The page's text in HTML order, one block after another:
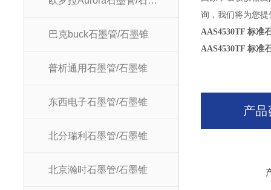
巴克buck石墨管/石墨锥
普析通用石墨管/石墨锥
东西电子石墨管/石墨锥
北分瑞利石墨管/石墨锥
北京瀚时石墨管/石墨锥
询，我们将为您
AAS4530TF 标准
AAS4530TF 标准
产品